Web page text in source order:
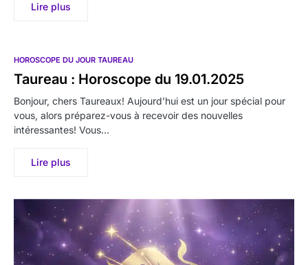
Lire plus
HOROSCOPE DU JOUR TAUREAU
Taureau : Horoscope du 19.01.2025
Bonjour, chers Taureaux! Aujourd’hui est un jour spécial pour
vous, alors préparez-vous à recevoir des nouvelles
intéressantes! Vous…
Lire plus